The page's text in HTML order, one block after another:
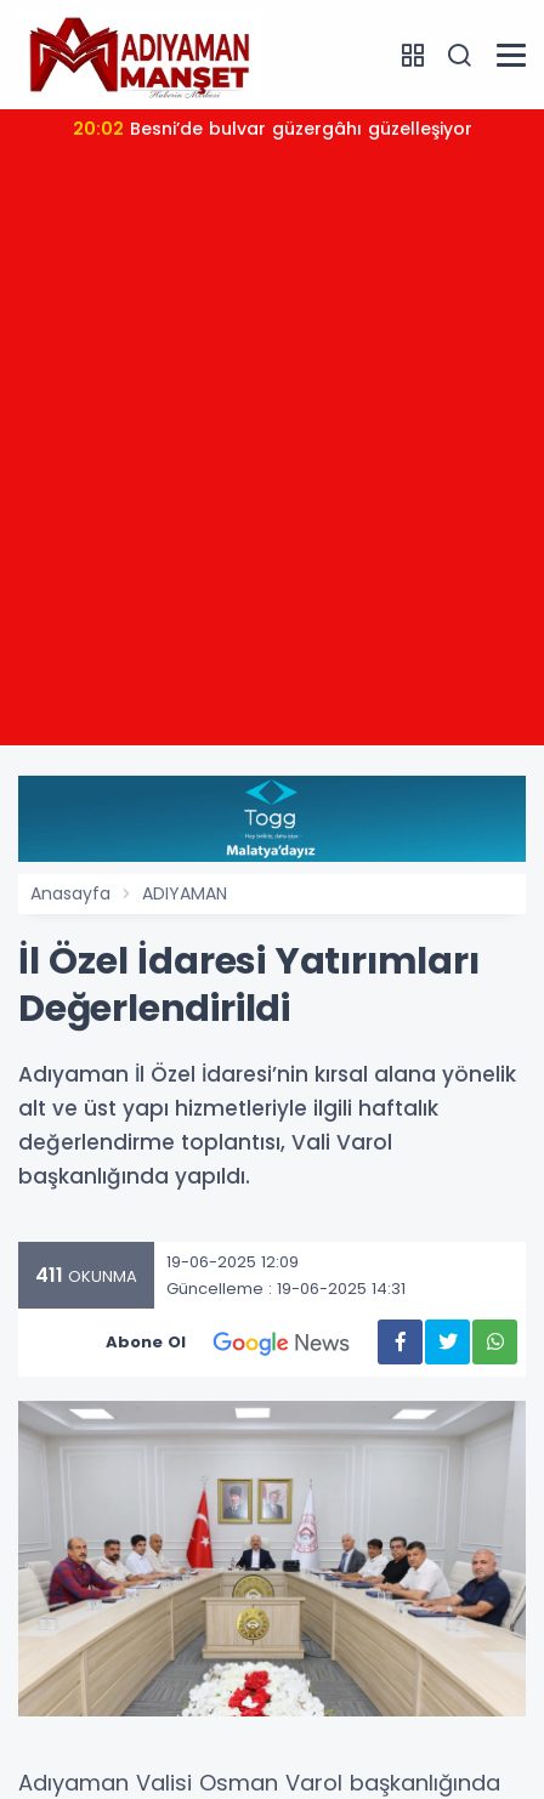
20:02 Besni’de bulvar güzergâhı güzelleşiyor
Anasayfa ADIYAMAN
İl Özel İdaresi Yatırımları
Değerlendirildi
Adıyaman İl Özel İdaresi’nin kırsal alana yönelik
alt ve üst yapı hizmetleriyle ilgili haftalık
değerlendirme toplantısı, Vali Varol
başkanlığında yapıldı.
411 OKUNMA
19-06-2025 12:09
Güncelleme : 19-06-2025 14:31
Abone Ol
Adıyaman Valisi Osman Varol başkanlığında